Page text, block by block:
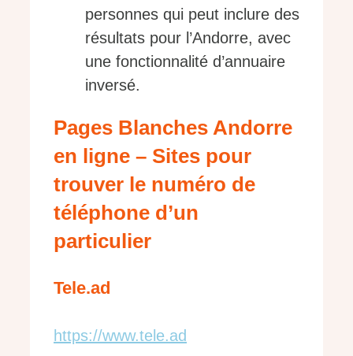
personnes qui peut inclure des
résultats pour l’Andorre, avec
une fonctionnalité d’annuaire
inversé.
Pages Blanches Andorre
en ligne – Sites pour
trouver le numéro de
téléphone d’un
particulier
Tele.ad
https://www.tele.ad